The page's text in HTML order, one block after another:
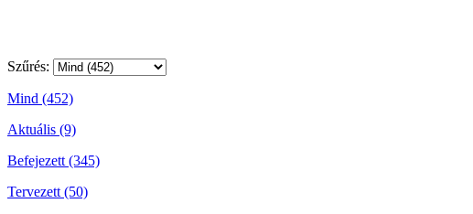
Szűrés:
Mind (452)
Aktuális (9)
Befejezett (345)
Tervezett (50)